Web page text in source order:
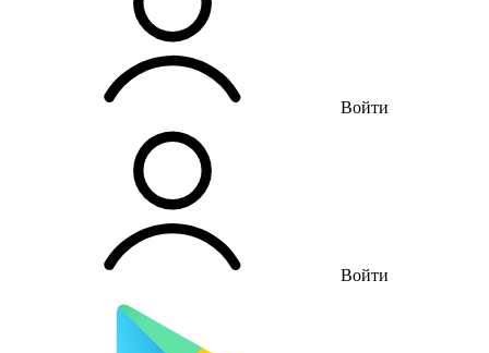
Войти
Войти